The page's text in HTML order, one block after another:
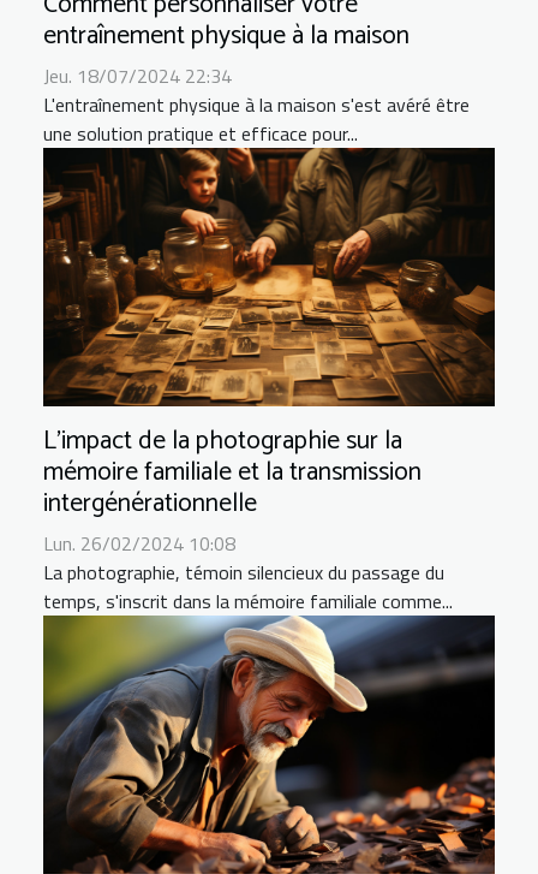
entraînement physique à la maison
Jeu. 18/07/2024 22:34
L'entraînement physique à la maison s'est avéré être
une solution pratique et efficace pour...
L'impact de la photographie sur la
mémoire familiale et la transmission
intergénérationnelle
Lun. 26/02/2024 10:08
La photographie, témoin silencieux du passage du
temps, s'inscrit dans la mémoire familiale comme...